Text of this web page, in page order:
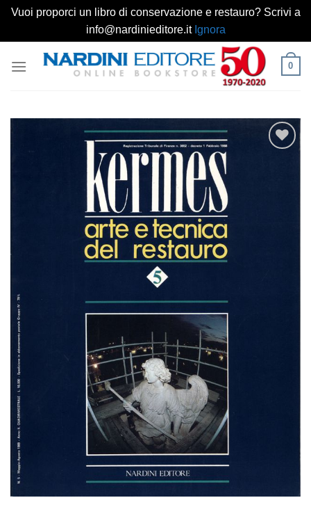
Vuoi proporci un libro di conservazione e restauro? Scrivi a
info@nardinieditore.it Ignora
0